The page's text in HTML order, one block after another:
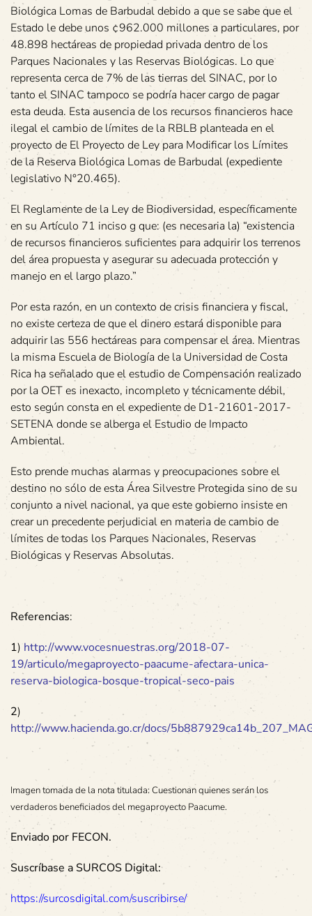
Biológica Lomas de Barbudal debido a que se sabe que el
Estado le debe unos ¢962.000 millones a particulares, por
48.898 hectáreas de propiedad privada dentro de los
Parques Nacionales y las Reservas Biológicas. Lo que
representa cerca de 7% de las tierras del SINAC, por lo
tanto el SINAC tampoco se podría hacer cargo de pagar
esta deuda. Esta ausencia de los recursos financieros hace
ilegal el cambio de límites de la RBLB planteada en el
proyecto de El Proyecto de Ley para Modificar los Límites
de la Reserva Biológica Lomas de Barbudal (expediente
legislativo N°20.465).
El Reglamente de la Ley de Biodiversidad, específicamente
en su Artículo 71 inciso g que: (es necesaria la) “existencia
de recursos financieros suficientes para adquirir los terrenos
del área propuesta y asegurar su adecuada protección y
manejo en el largo plazo.”
Por esta razón, en un contexto de crisis financiera y fiscal,
no existe certeza de que el dinero estará disponible para
adquirir las 556 hectáreas para compensar el área. Mientras
la misma Escuela de Biología de la Universidad de Costa
Rica ha señalado que el estudio de Compensación realizado
por la OET es inexacto, incompleto y técnicamente débil,
esto según consta en el expediente de D1-21601-2017-
SETENA donde se alberga el Estudio de Impacto
Ambiental.
Esto prende muchas alarmas y preocupaciones sobre el
destino no sólo de esta Área Silvestre Protegida sino de su
conjunto a nivel nacional, ya que este gobierno insiste en
crear un precedente perjudicial en materia de cambio de
límites de todas los Parques Nacionales, Reservas
Biológicas y Reservas Absolutas.
Referencias:
1) http://www.vocesnuestras.org/2018-07-
19/articulo/megaproyecto-paacume-afectara-unica-
reserva-biologica-bosque-tropical-seco-pais
2)
http://www.hacienda.go.cr/docs/
Imagen tomada de la nota titulada: Cuestionan quienes serán los
verdaderos beneficiados del megaproyecto Paacume.
Enviado por FECON.
Suscríbase a SURCOS Digital:
https://surcosdigital.com/suscribirse/